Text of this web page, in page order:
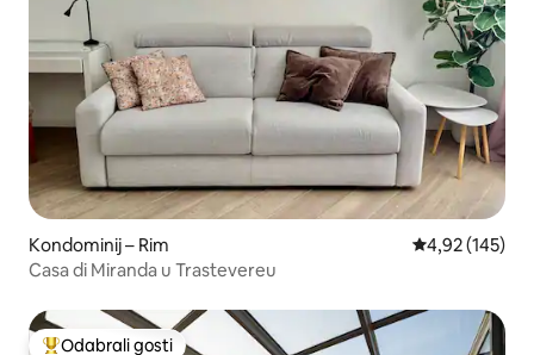
Kondominij – Rim Prosječna
4,92 (145)
Casa di Miranda u Trastevereu
Odabrali gosti